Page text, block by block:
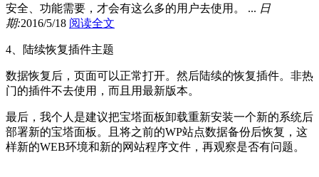
安全、功能需要，才会有这么多的用户去使用。 ... 日
期:2016/5/18 阅读全文
4、陆续恢复插件主题
数据恢复后，页面可以正常打开。然后陆续的恢复插件。非热
门的插件不去使用，而且用最新版本。
最后，我个人是建议把宝塔面板卸载重新安装一个新的系统后
部署新的宝塔面板。且将之前的WP站点数据备份后恢复，这
样新的WEB环境和新的网站程序文件，再观察是否有问题。